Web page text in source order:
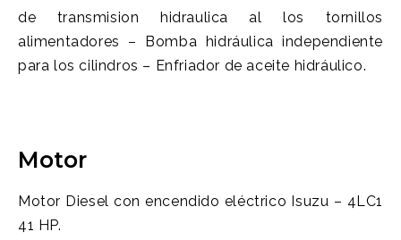
de transmision hidraulica al los tornillos
alimentadores – Bomba hidráulica independiente
para los cilindros – Enfriador de aceite hidráulico.
Motor
Motor Diesel con encendido eléctrico Isuzu – 4LC1
41 HP.